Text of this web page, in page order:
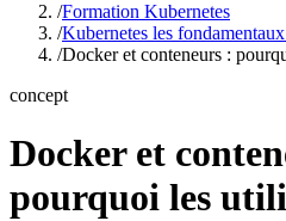
/Formation Kubernetes
/Kubernetes les
/Docker et conteneurs :
concept
Docker et
pourquoi les